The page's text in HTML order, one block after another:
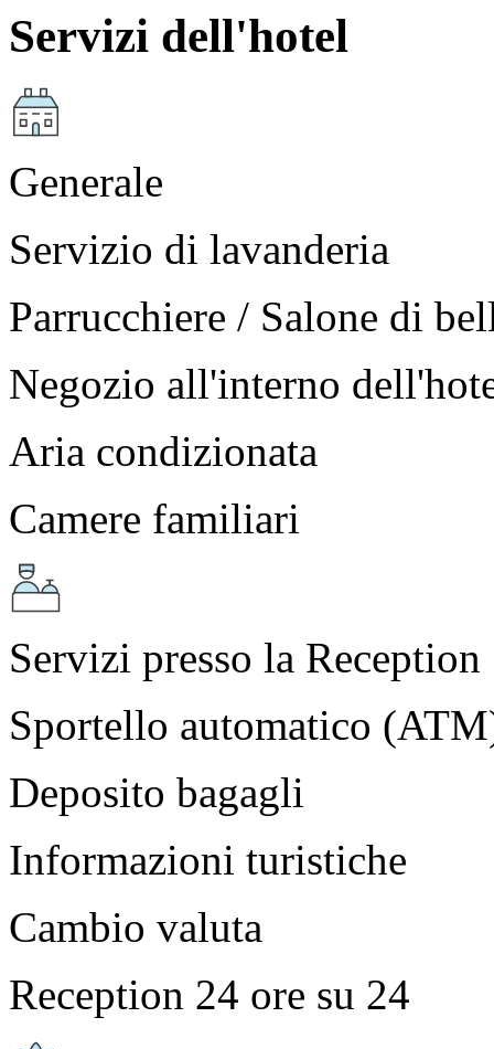
Servizi dell'hotel
Generale
Servizio di lavanderia
Parrucchiere / Salone di
Negozio all'interno
Aria condizionata
Camere familiari
Servizi presso la Reception
Sportello automatico
Deposito bagagli
Informazioni turistiche
Cambio valuta
Reception 24 ore su 24